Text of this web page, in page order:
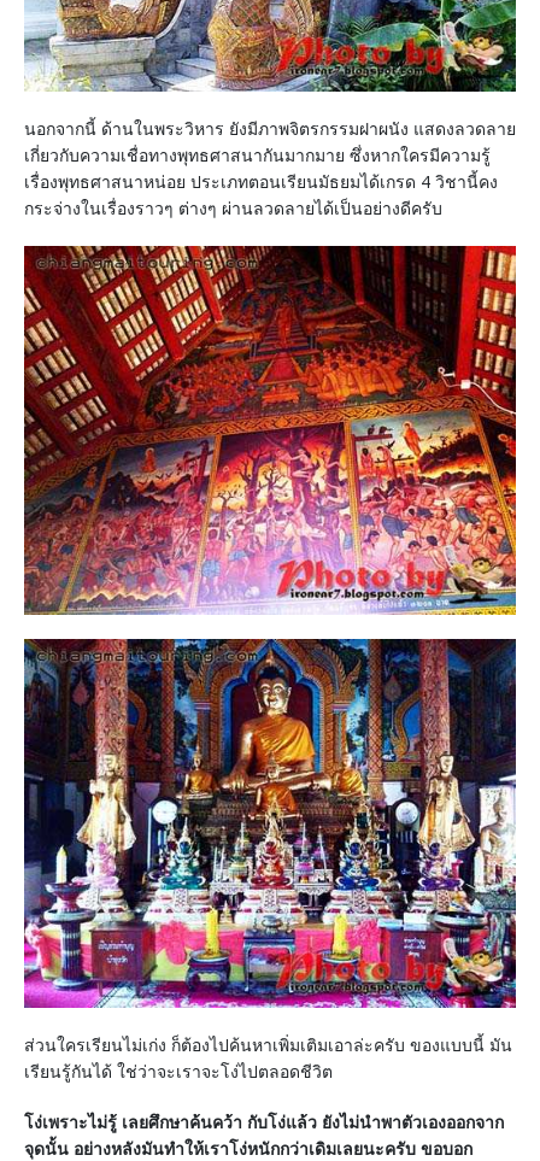
นอกจากนี้ ด้านในพระวิหาร ยังมีภาพจิตรกรรมฝาผนัง แสดงลวดลาย
เกี่ยวกับความเชื่อทางพุทธศาสนากันมากมาย ซึ่งหากใครมีความรู้
เรื่องพุทธศาสนาหน่อย ประเภทตอนเรียนมัธยมได้เกรด 4 วิชานี้คง
กระจ่างในเรื่องราวๆ ต่างๆ ผ่านลวดลายได้เป็นอย่างดีครับ
ส่วนใครเรียนไม่เก่ง ก็ต้องไปค้นหาเพิ่มเติมเอาล่ะครับ ของแบบนี้ มัน
เรียนรู้กันได้ ใช่ว่าจะเราจะโง่ไปตลอดชีวิต
โง่เพราะไม่รู้ เลยศึกษาค้นคว้า กับโง่แล้ว ยังไม่นำพาตัวเองออกจาก
จุดนั้น อย่างหลังมันทำให้เราโง่หนักกว่าเดิมเลยนะครับ ขอบอก